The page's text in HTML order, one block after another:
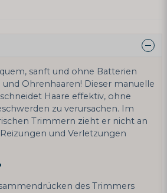
sanft und ohne Batterien
Ohrenhaaren! Dieser manuelle
Haare effektiv, ohne
zu verursachen. Im
Trimmern zieht er nicht an
und Verletzungen
des Trimmers